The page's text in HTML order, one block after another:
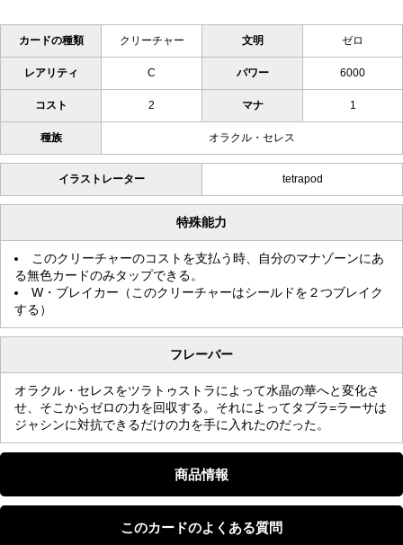
カードの種類 クリーチャー 文明 ゼロ
レアリティ C パワー 6000
コスト 2 マナ 1
種族 オラクル・セレス
イラストレーター tetrapod
特殊能力
このクリーチャーのコストを支払う時、自分のマナゾーンにあ
る無色カードのみタップできる。
W・ブレイカー（このクリーチャーはシールドを２つブレイク
する）
フレーバー
オラクル・セレスをツラトゥストラによって水晶の華へと変化さ
せ、そこからゼロの力を回収する。それによってタブラ=ラーサは
ジャシンに対抗できるだけの力を手に入れたのだった。
商品情報
このカードのよくある質問